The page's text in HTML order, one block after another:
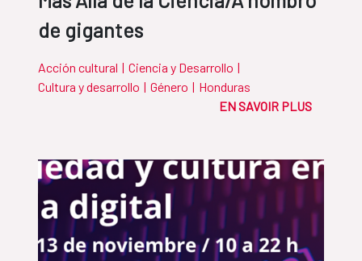
de gigantes
Acción cultural | Ciencia y Desarrollo |
Cultura y desarrollo | Género | Honduras
EN SAVOIR PLUS